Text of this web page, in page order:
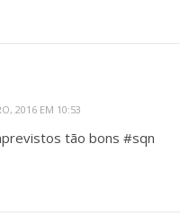
2016 EM 10:53
tão bons #sqn